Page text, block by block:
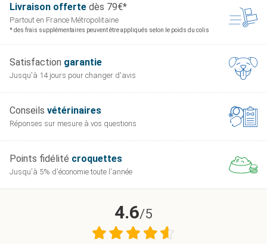
Livraison offerte dès 79€*
Partout en France Métropolitaine
* des frais supplémentaires peuvent être appliqués selon le poids du colis
Satisfaction garantie
Jusqu'à 14 jours pour changer d'avis
Conseils vétérinaires
Réponses sur mesure à vos questions
Points fidélité croquettes
Jusqu'à 5% d'économie toute l'année
4.6/5